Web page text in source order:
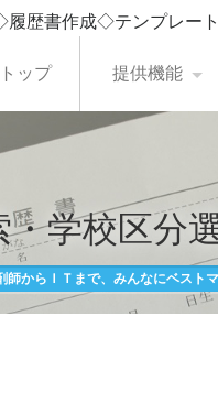
歴書作成◇テンプレー
トップ 提供機能
・学校区分
師からＩＴまで、みんなにベスト